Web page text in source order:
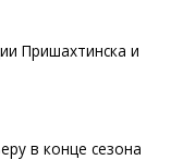
Пришахтинска и
в конце сезона